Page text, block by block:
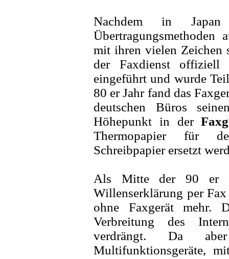
Nachdem in
mit ihren vielen Zeichen
der Faxdienst offiziell
eingeführt und wurde
80 er Jahr fand das
deutschen Büros
Höhepunkt in der
Thermopapier für
Schreibpapier ersetzt
Als Mitte der 90 er
Willenserklärung per
ohne Faxgerät mehr.
Verbreitung des
verdrängt. Da
Multifunktionsgeräte,